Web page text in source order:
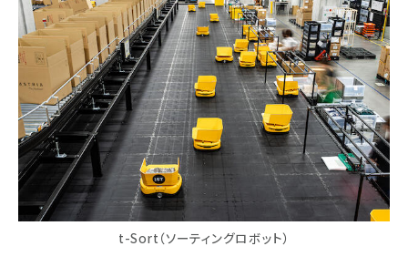
t-Sort（ソーティングロボット）